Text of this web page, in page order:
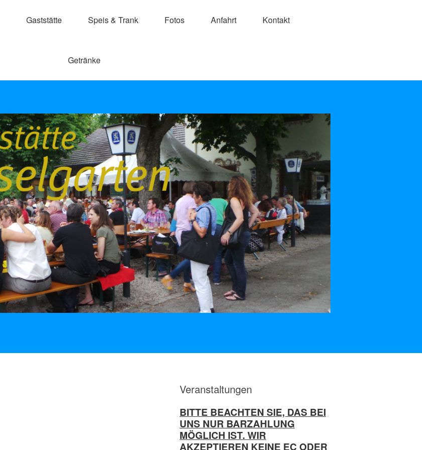
Gaststätte Speis & Trank Fotos Anfahrt Kontakt
Getränke
Veranstaltungen
BITTE BEACHTEN SIE, DAS BEI
UNS NUR BARZAHLUNG
MÖGLICH IST. WIR
AKZEPTIEREN KEINE EC ODER